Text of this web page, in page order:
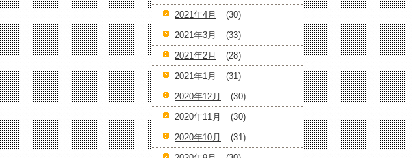
2021年4月
(30)
2021年3月
(33)
2021年2月
(28)
2021年1月
(31)
2020年12月
(30)
2020年11月
(30)
2020年10月
(31)